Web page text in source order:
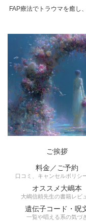
FAP療法でトラウマを癒し
ご挨拶
料金／ご予約
口コミ、キャンセルポリシ
オススメ大嶋本
大嶋信頼先生の書籍レビ
遺伝子コード・呪
一覧や唱える系の気づ